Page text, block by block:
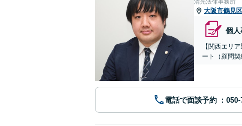
清光法律事務所
大阪市鶴見区
個人
【関西エリ
ート（顧問契
電話で面談予約